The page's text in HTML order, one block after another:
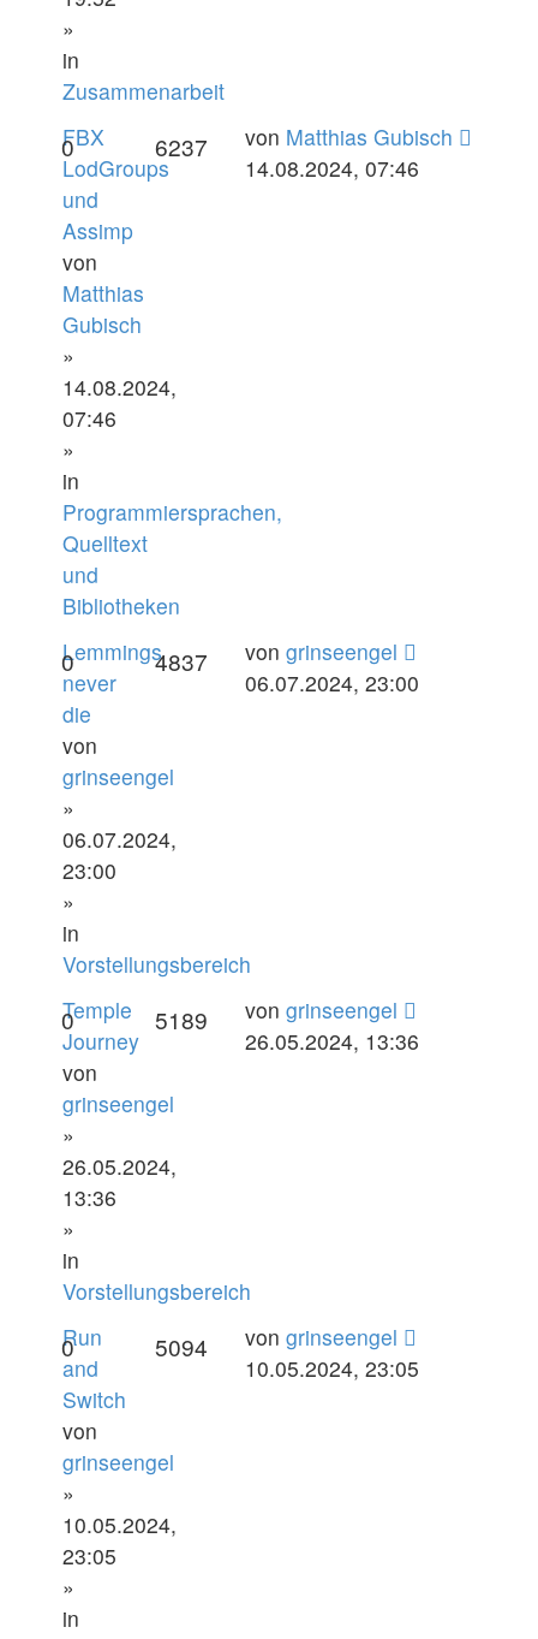
»
in
Zusammenarbeit
FBX
LodGroups
und
Assimp
von
Matthias
Gubisch
»
14.08.2024,
07:46
»
in
Programmiersprachen,
Quelltext
und
Bibliotheken
0 6237 von Matthias Gubisch
14.08.2024, 07:46
Lemmings
never
die
von
grinseengel
»
06.07.2024,
23:00
»
in
Vorstellungsbereich
0 4837 von grinseengel
06.07.2024, 23:00
Temple
Journey
von
grinseengel
»
26.05.2024,
13:36
»
in
Vorstellungsbereich
0 5189 von grinseengel
26.05.2024, 13:36
Run
and
Switch
von
grinseengel
»
10.05.2024,
23:05
»
in
0 5094 von grinseengel
10.05.2024, 23:05